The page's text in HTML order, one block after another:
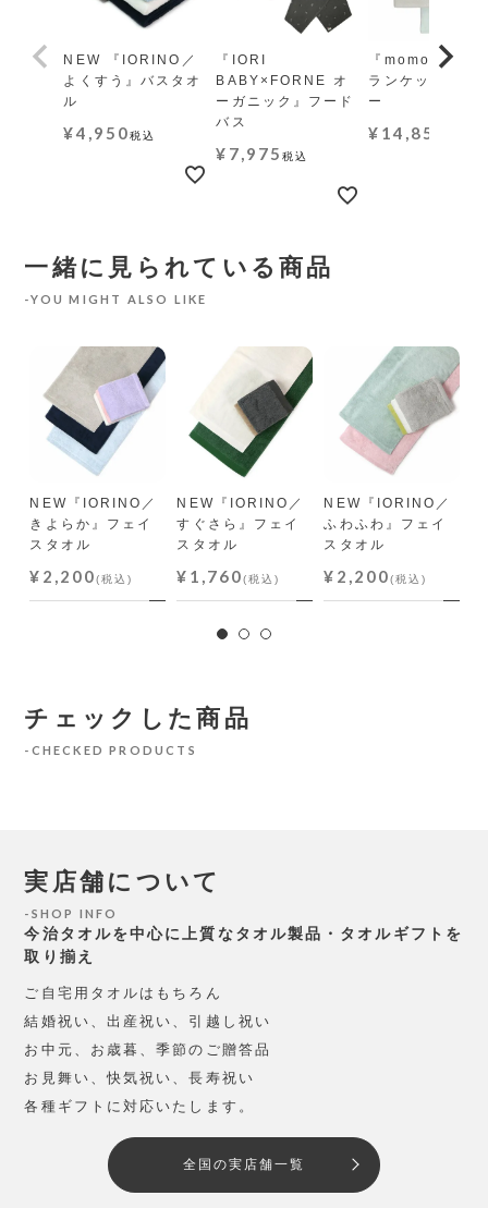
NEW 『IORINO／
よくすう』バスタオ
ル
¥4,950税込
『IORI
BABY×FORNE オ
ーガニック』フード
バス
¥ 7,975税込
『momo-モモ』
ランケット レギ
ー
¥ 14,850
一緒に見られている商品
YOU MIGHT ALSO LIKE
NEW『IORINO／
きよらか』フェイ
スタオル
¥2,200(税込)
NEW『IORINO／
すぐさら』フェイ
スタオル
¥1,760(税込)
NEW『IORINO／
ふわふわ』フェイ
スタオル
¥2,200(税込)
チェックした商品
CHECKED PRODUCTS
実店舗について
SHOP INFO
今治タオルを中心に上質なタオル製品・タオルギフトを
取り揃え
ご自宅用タオルはもちろん
結婚祝い、出産祝い、引越し祝い
お中元、お歳暮、季節のご贈答品
お見舞い、快気祝い、長寿祝い
各種ギフトに対応いたします。
全国の実店舗一覧